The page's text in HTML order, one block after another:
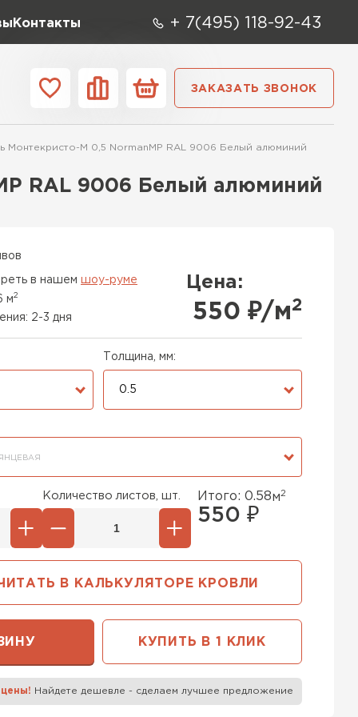
Контакты + 7(495) 118-92-43
ЗАКАЗАТЬ ЗВОНОК
Монтекристо-M 0,5 NormanMP RAL 9006 Белый алюминий
RAL 9006 Белый алюминий
в нашем шоу-руме
м2
2-3 дня
Цена:
550 ₽/м2
Толщина, мм:
0.5
Количество листов, шт. Итого: 0.58м2
550 ₽
В КАЛЬКУЛЯТОРЕ КРОВЛИ
КУПИТЬ В 1 КЛИК
Найдете дешевле - сделаем лучшее предложение
Контакты